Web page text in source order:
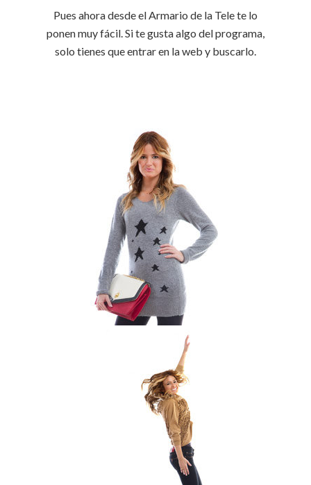
Pues ahora desde el Armario de la Tele te lo
ponen muy fácil. Si te gusta algo del programa,
solo tienes que entrar en la web y buscarlo.